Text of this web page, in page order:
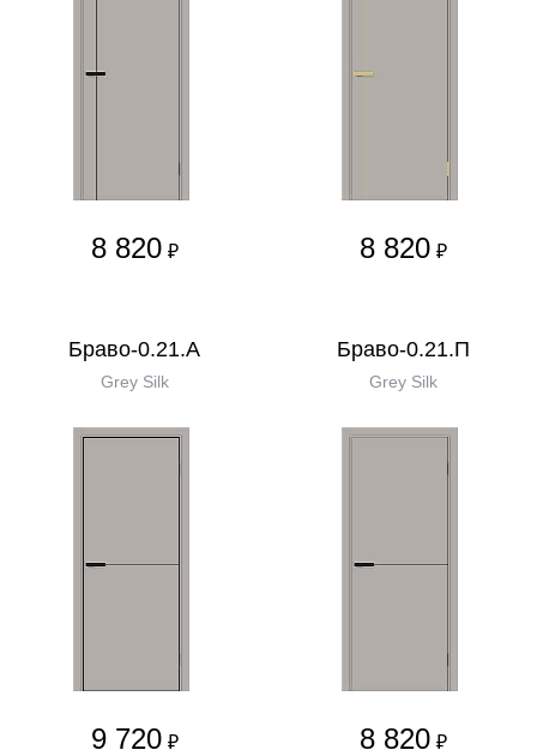
8 820 ₽ 8 820 ₽
Браво-0.21.А
Grey Silk
9 720 ₽
Браво-0.21.П
Grey Silk
8 820 ₽